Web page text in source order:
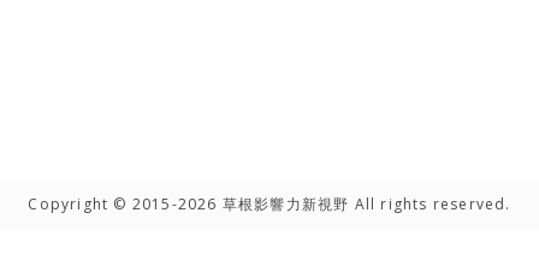
Copyright © 2015-2026 草根影響力新視野 All rights reserved.